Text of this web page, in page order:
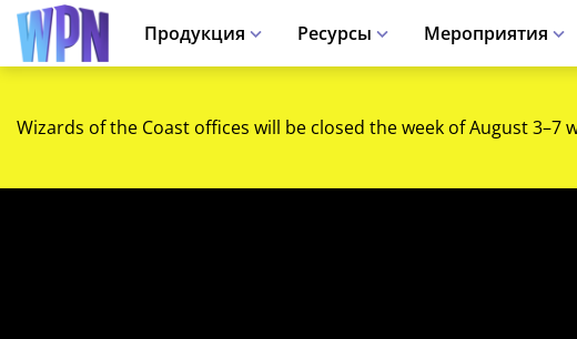
Продукция Ресурсы Мероприятия
Wizards of the Coast offices will be closed the week of August